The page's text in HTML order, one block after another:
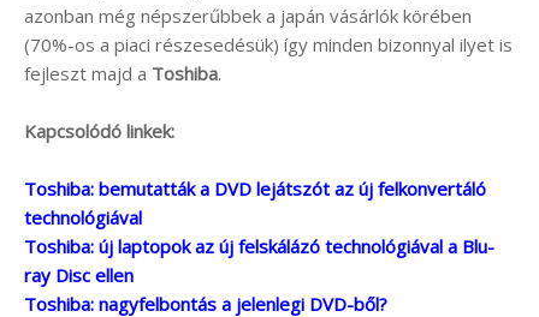
azonban még népszerűbbek a japán vásárlók körében
(70%-os a piaci részesedésük) így minden bizonnyal ilyet is
fejleszt majd a Toshiba.
Kapcsolódó linkek:
Toshiba: bemutatták a DVD lejátszót az új felkonvertáló
technológiával
Toshiba: új laptopok az új felskálázó technológiával a Blu-
ray Disc ellen
Toshiba: nagyfelbontás a jelenlegi DVD-ből?